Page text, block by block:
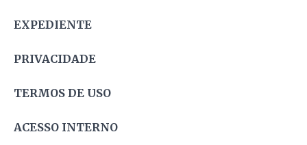
EXPEDIENTE
PRIVACIDADE
TERMOS DE USO
ACESSO INTERNO